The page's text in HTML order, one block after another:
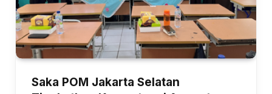
Saka POM Jakarta Selatan